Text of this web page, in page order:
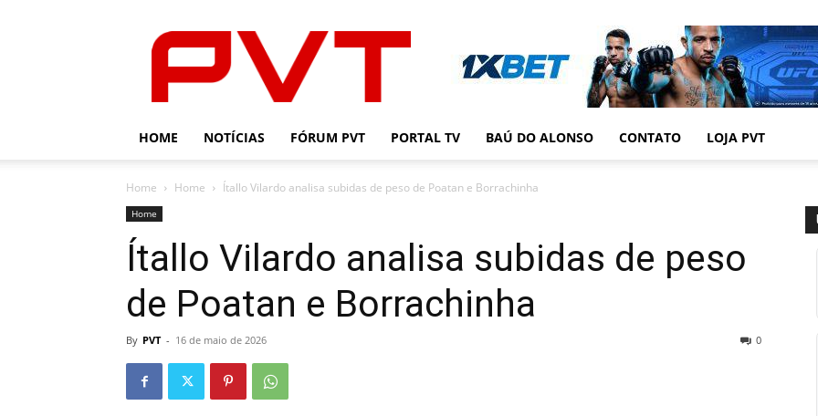
HOME NOTÍCIAS FÓRUM PVT PORTAL TV BAÚ DO ALONSO CONTATO LOJA PVT
Home Home Ítallo Vilardo analisa subidas de peso de Poatan e Borrachinha
Home
Ítallo Vilardo analisa subidas de peso
de Poatan e Borrachinha
By PVT - 16 de maio de 2026 0